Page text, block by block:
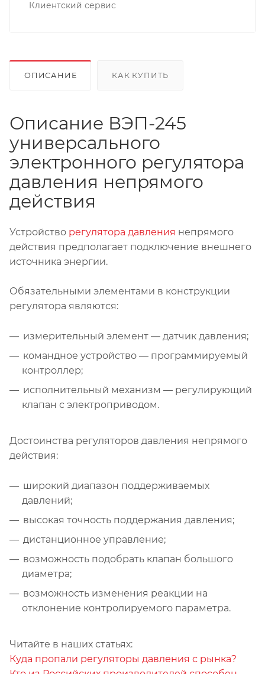
Клиентский сервис
ОПИСАНИЕ КАК КУПИТЬ
Описание ВЭП-245
универсального
электронного регулятора
давления непрямого
действия
Устройство регулятора давления непрямого
действия предполагает подключение внешнего
источника энергии.
Обязательными элементами в конструкции
регулятора являются:
измерительный элемент — датчик давления;
командное устройство — программируемый
контроллер;
исполнительный механизм — регулирующий
клапан с электроприводом.
Достоинства регуляторов давления непрямого
действия:
широкий диапазон поддерживаемых
давлений;
высокая точность поддержания давления;
дистанционное управление;
возможность подобрать клапан большого
диаметра;
возможность изменения реакции на
отклонение контролируемого параметра.
Читайте в наших статьях:
Куда пропали регуляторы давления с рынка?